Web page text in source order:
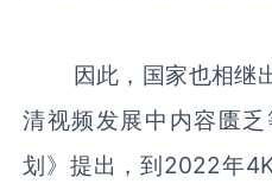
因此，国家也相继出
清视频发展中内容匮
划》提出，到2022年